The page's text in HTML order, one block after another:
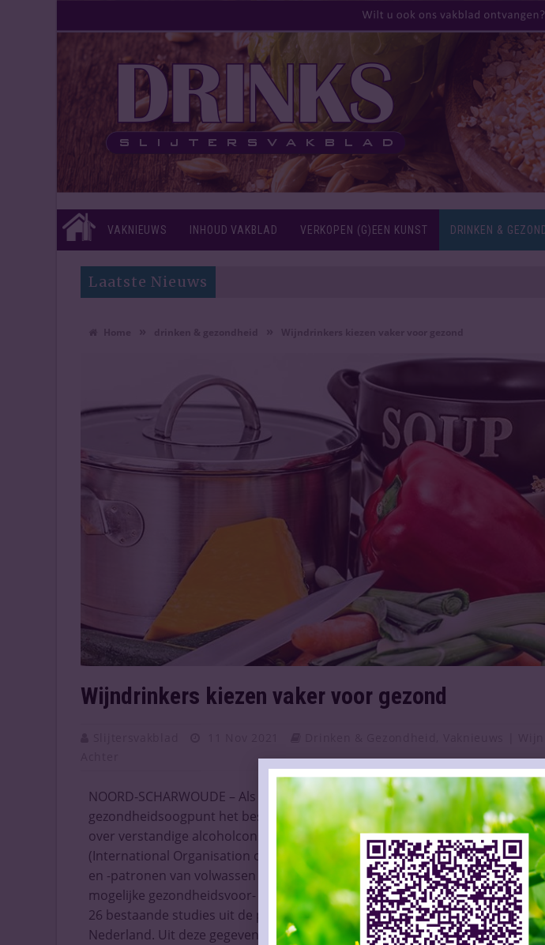
VAKNIEUWS INHOUD VAKBLAD VERKOPEN (G)EEN KUNST DRINKEN &
Laatste Nieuws
Wijndrinkers kiezen vaker voor gezond
NOORD-SCHARWOUDE – Als je toch een alcoholische drank wilt nuttigen,
gezondheidsoogpunt het beste bij het eten doen. Steeds meer
over verstandige alcoholconsumptie, komen tot deze conclusie. Reden voor
(International Organisation of Vine and Wine) om eens goed te kijken naar
en -patronen van volwassen wijn-, bier- en gedistilleerd-drinkers. Zij keken
mogelijke gezondheidsvoor- of nadelen, maar draaiden de boel om. De
26 bestaande studies uit de periode 1997-2020 onder de loep. Twee
Nederland. Uit deze gegevens blijkt dat gematigde wijndrinkers meer geld